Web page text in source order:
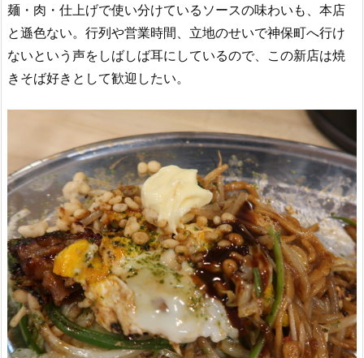
麺・肉・仕上げで使い分けているソースの味わいも、本店
と遜色ない。行列や営業時間、立地のせいで神保町へ行け
ないという声をしばしば耳にしているので、この新店は焼
きそば好きとして歓迎したい。